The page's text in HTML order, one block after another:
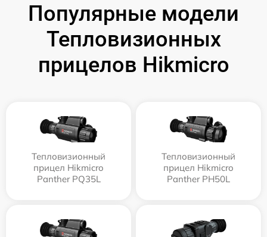
Популярные модели
Тепловизионных
прицелов Hikmicro
Тепловизионный
прицел Hikmicro
Panther PQ35L
Тепловизионный
прицел Hikmicro
Panther PH50L